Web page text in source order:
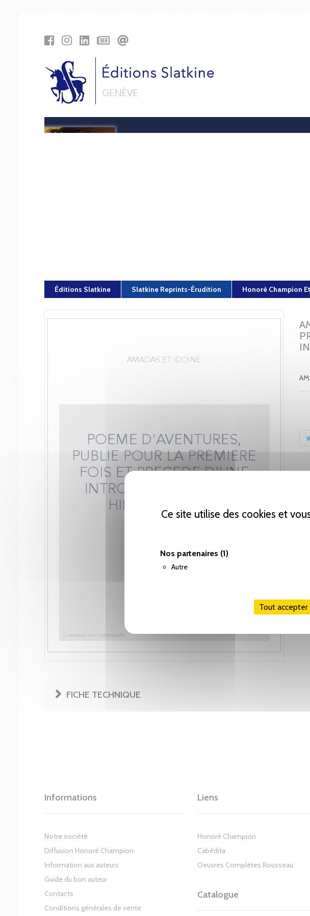
Ce site utilise des cookies et
Nos partenaires (1)
Autre
Tout accepter
Éditions Slatkine Slatkine Reprints-Érudition Honoré Champion
FICHE TECHNIQUE
Informations
Notre société
Diffusion Honoré Champion
Information aux auteurs
Guide du bon auteur
Contacts
Conditions générales de vente
Liens
Honoré Champion
Cabédita
Oeuvres Complètes Rousseau
Catalogue